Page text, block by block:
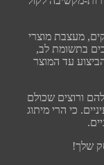
מעצבת מוצרי
בתשומת לב,
עד המוצר
ורוצים שכולם
כי הרי מיתוג
שלך!